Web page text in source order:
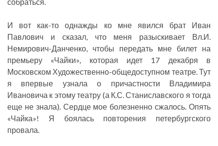
И вот как-то однажды ко мне явился брат Иван
Павлович и сказал, что меня разыскивает Вл.И.
Немирович-Данченко, чтобы передать мне билет на
премьеру «Чайки», которая идет 17 декабря в
Московском Художественно-общедоступном театре. Тут
я впервые узнала о причастности Владимира
Ивановича к этому театру (а К.С. Станиславского я тогда
еще не знала). Сердце мое болезненно сжалось. Опять
«Чайка»! Я боялась повторения петербургского
провала.